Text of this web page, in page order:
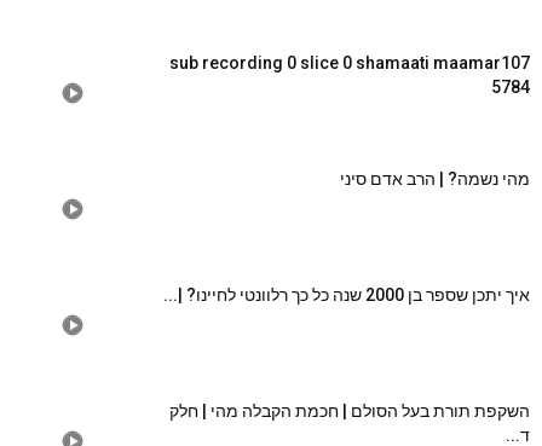
sub recording 0 slice 0 shamaati maamar107
5784
מהי נשמה? | הרב אדם סיני
איך יתכן שספר בן 2000 שנה כל כך רלוונטי לחיינו? |...
השקפת תורת בעל הסולם | חכמת הקבלה מהי | חלק
ד...